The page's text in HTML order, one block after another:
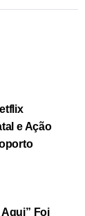
e Ação
Foi